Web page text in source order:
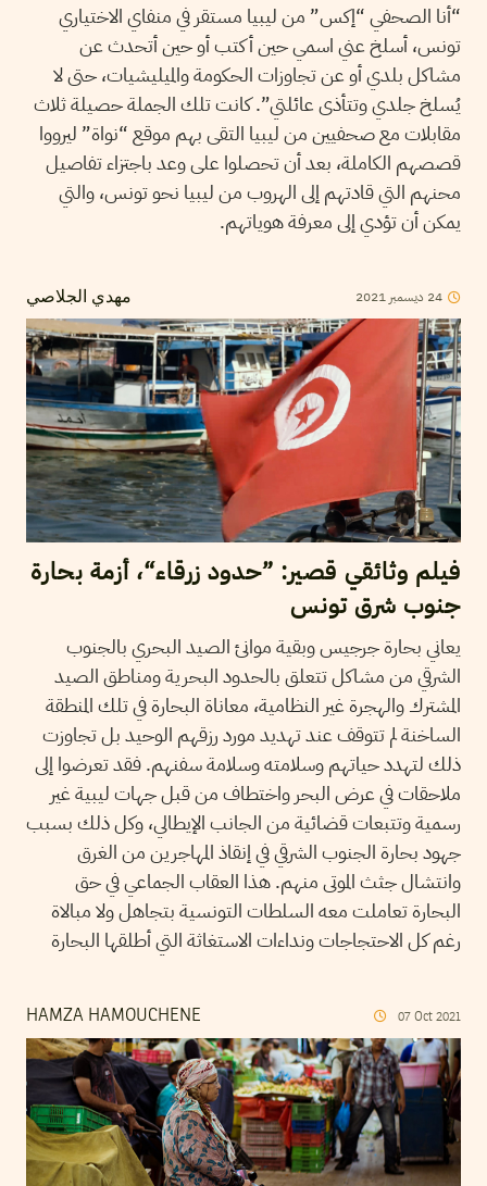
“أنا الصحفي “إكس” من ليبيا مستقر في منفاي الاختياري
تونس، أسلخ عني اسمي حين أكتب أو حين أتحدث عن
مشاكل بلدي أو عن تجاوزات الحكومة والميليشيات، حتى لا
يُسلخ جلدي وتتأذى عائلتي”. كانت تلك الجملة حصيلة ثلاث
مقابلات مع صحفيين من ليبيا التقى بهم موقع “نواة” ليرووا
قصصهم الكاملة، بعد أن تحصلوا على وعد باجتزاء تفاصيل
محنهم التي قادتهم إلى الهروب من ليبيا نحو تونس، والتي
يمكن أن تؤدي إلى معرفة هوياتهم.
مهدي الجلاصي 24 ديسمبر 2021
فيلم وثائقي قصير: ”حدود زرقاء“، أزمة بحارة
جنوب شرق تونس
يعاني بحارة جرجيس وبقية موانئ الصيد البحري بالجنوب
الشرقي من مشاكل تتعلق بالحدود البحرية ومناطق الصيد
المشترك والهجرة غير النظامية، معاناة البحارة في تلك المنطقة
الساخنة لم تتوقف عند تهديد مورد رزقهم الوحيد بل تجاوزت
ذلك لتهدد حياتهم وسلامته وسلامة سفنهم. فقد تعرضوا إلى
ملاحقات في عرض البحر واختطاف من قبل جهات ليبية غير
رسمية وتتبعات قضائية من الجانب الإيطالي، وكل ذلك بسبب
جهود بحارة الجنوب الشرقي في إنقاذ المهاجرين من الغرق
وانتشال جثث الموتى منهم. هذا العقاب الجماعي في حق
البحارة تعاملت معه السلطات التونسية بتجاهل ولا مبالاة
رغم كل الاحتجاجات ونداءات الاستغاثة التي أطلقها البحارة
HAMZA HAMOUCHENE 07 Oct 2021